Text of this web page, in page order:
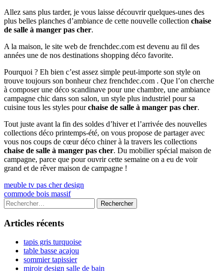
Allez sans plus tarder, je vous laisse découvrir quelques-unes des
plus belles planches d’ambiance de cette nouvelle collection chaise
de salle à manger pas cher.
A la maison, le site web de frenchdec.com est devenu au fil des
années une de nos destinations shopping déco favorite.
Pourquoi ? Eh bien c’est assez simple peut-importe son style on
trouve toujours son bonheur chez frenchdec.com . Que l’on cherche
à composer une déco scandinave pour une chambre, une ambiance
campagne chic dans son salon, un style plus industriel pour sa
cuisine tous les styles pourchaise de salle à manger pas cher.
Tout juste avant la fin des soldes d’hiver et l’arrivée des nouvelles
collections déco printemps-été, on vous propose de partager avec
vous nos coups de cœur déco chiner à la travers les collections
chaise de salle à manger pas cher. Du mobilier spécial maison de
campagne, parce que pour ouvrir cette semaine on a eu de voir
grand et de rêver maison de campagne !
Navigation
de
l’article
Previous
article:
meuble tv pas cher design
Next
article:
commode bois massif
Colonne
latérale
principale
Rechercher :
Articles récents
tapis gris turquoise
table basse acajou
sommier tapissier
miroir design salle de bain